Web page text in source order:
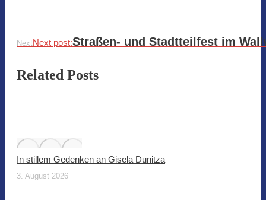
NextNext post:Straßen- und Stadtteilfest im
Related Posts
In stillem Gedenken an Gisela Dunitza
3. August 2026